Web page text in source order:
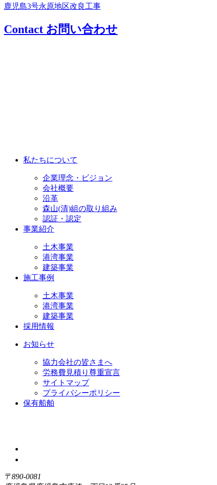
鹿児島3号永原地区改良工事
Contact お問い合わせ
私たちについて
企業理念・ビジョン
会社概要
沿革
森山(清)組の取り組み
認証・認定
事業紹介
土木事業
港湾事業
建築事業
施工事例
土木事業
港湾事業
建築事業
採用情報
お知らせ
協力会社の皆さまへ
労務費見積り尊重宣言
サイトマップ
プライバシーポリシー
保有船舶
〒890-0081